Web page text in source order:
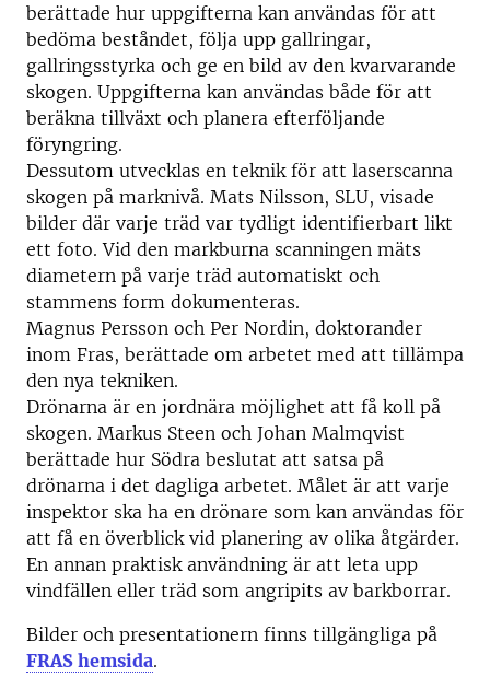
berättade hur uppgifterna kan användas för att
bedöma beståndet, följa upp gallringar,
gallringsstyrka och ge en bild av den kvarvarande
skogen. Uppgifterna kan användas både för att
beräkna tillväxt och planera efterföljande
föryngring.
Dessutom utvecklas en teknik för att laserscanna
skogen på marknivå. Mats Nilsson, SLU, visade
bilder där varje träd var tydligt identifierbart likt
ett foto. Vid den markburna scanningen mäts
diametern på varje träd automatiskt och
stammens form dokumenteras.
Magnus Persson och Per Nordin, doktorander
inom Fras, berättade om arbetet med att tillämpa
den nya tekniken.
Drönarna är en jordnära möjlighet att få koll på
skogen. Markus Steen och Johan Malmqvist
berättade hur Södra beslutat att satsa på
drönarna i det dagliga arbetet. Målet är att varje
inspektor ska ha en drönare som kan användas för
att få en överblick vid planering av olika åtgärder.
En annan praktisk användning är att leta upp
vindfällen eller träd som angripits av barkborrar.
Bilder och presentationern finns tillgängliga på
FRAS hemsida.